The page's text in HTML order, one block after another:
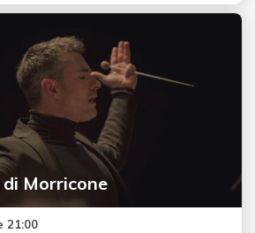
Morricone
21:00